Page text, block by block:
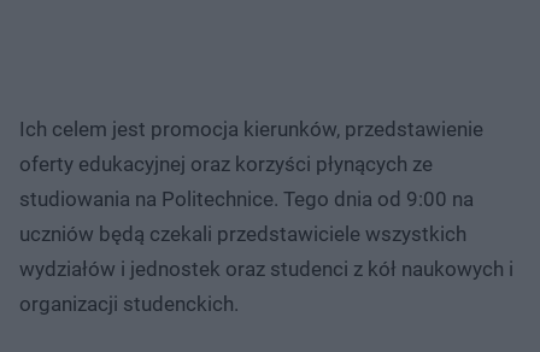
Ich celem jest promocja kierunków, przedstawienie
oferty edukacyjnej oraz korzyści płynących ze
studiowania na Politechnice. Tego dnia od 9:00 na
uczniów będą czekali przedstawiciele wszystkich
wydziałów i jednostek oraz studenci z kół naukowych i
organizacji studenckich.